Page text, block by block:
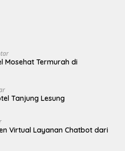
Mosehat Termurah di
Tanjung Lesung
Virtual Layanan Chatbot dari